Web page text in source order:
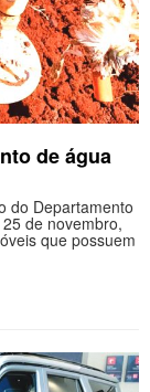
de água
do Departamento
de novembro,
que possuem